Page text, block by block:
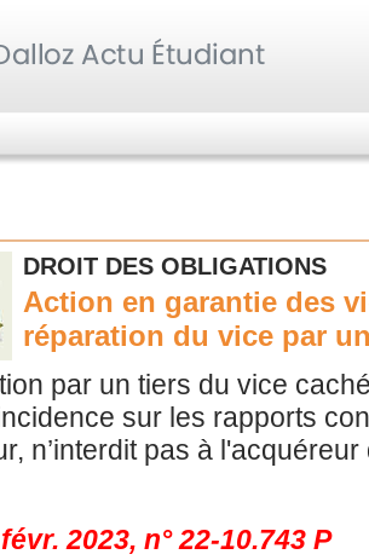
DROIT DES OBLIGATIONS
Action en garantie des
réparation du vice par
par un tiers du vice
sur les rapports
n’interdit pas à
2023, n° 22-10.743P